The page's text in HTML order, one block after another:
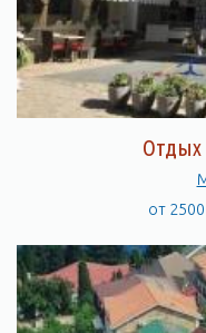
Отдых
от